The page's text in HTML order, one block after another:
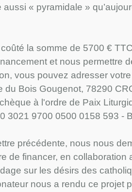
aussi « pyramidale »
la somme de 5700 €
et nous permettre
vous pouvez adresser
du Bois Gougenot, 78290
à l'ordre de Paix
3021 9700 0500 0158 593 -
précédente, nous nous
de financer, en collaboration
sur les désirs des
nous a rendu ce projet